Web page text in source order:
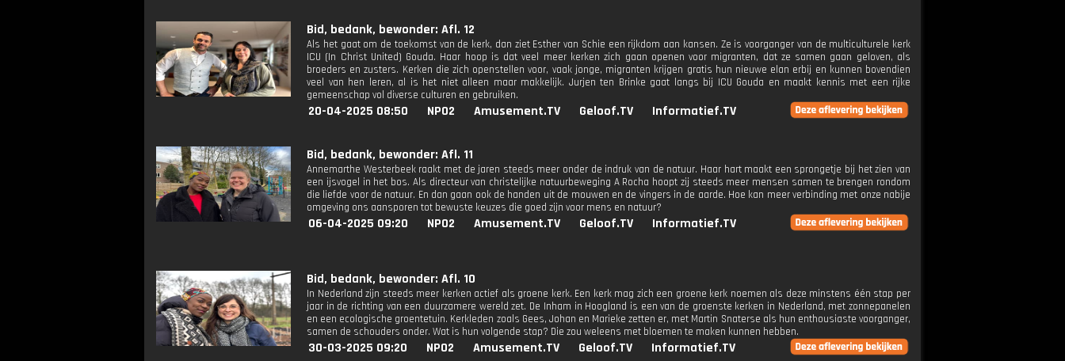
Bid, bedank, bewonder: Afl. 12
Als het gaat om de toekomst van de kerk, dan ziet Esther van Schie een rijkdom aan kansen. Ze is voorganger van de multiculturele kerk
ICU (In Christ United) Gouda. Haar hoop is dat veel meer kerken zich gaan openen voor migranten, dat ze samen gaan geloven, als
broeders en zusters. Kerken die zich openstellen voor, vaak jonge, migranten krijgen gratis hun nieuwe elan erbij en kunnen bovendien
veel van hen leren, al is het niet alleen maar makkelijk. Jurjen ten Brinke gaat langs bij ICU Gouda en maakt kennis met een rijke
gemeenschap vol diverse culturen en gebruiken.
20-04-2025 08:50 NPO2 Amusement.TV Geloof.TV Informatief.TV
Bid, bedank, bewonder: Afl. 11
Annemarthe Westerbeek raakt met de jaren steeds meer onder de indruk van de natuur. Haar hart maakt een sprongetje bij het zien van
een ijsvogel in het bos. Als directeur van christelijke natuurbeweging A Rocha hoopt zij steeds meer mensen samen te brengen rondom
die liefde voor de natuur. En dan gaan ook de handen uit de mouwen en de vingers in de aarde. Hoe kan meer verbinding met onze nabije
omgeving ons aansporen tot bewuste keuzes die goed zijn voor mens en natuur?
06-04-2025 09:20 NPO2 Amusement.TV Geloof.TV Informatief.TV
Bid, bedank, bewonder: Afl. 10
In Nederland zijn steeds meer kerken actief als groene kerk. Een kerk mag zich een groene kerk noemen als deze minstens één stap per
jaar in de richting van een duurzamere wereld zet. De Inham in Hoogland is een van de groenste kerken in Nederland, met zonnepanelen
en een ecologische groentetuin. Kerkleden zoals Gees, Johan en Marieke zetten er, met Martin Snaterse als hun enthousiaste voorganger,
samen de schouders onder. Wat is hun volgende stap? Die zou weleens met bloemen te maken kunnen hebben.
30-03-2025 09:20 NPO2 Amusement.TV Geloof.TV Informatief.TV